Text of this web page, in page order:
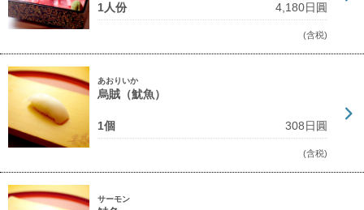
1人份 4,180日圓
(含税)
あおりいか
烏賊（魷魚）
1個 308日圓
(含税)
サーモン